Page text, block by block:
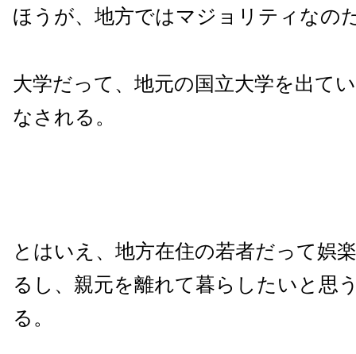
ほうが、地方ではマジョリティなの
大学だって、地元の国立大学を出て
なされる。
とはいえ、地方在住の若者だって娯
るし、親元を離れて暮らしたいと思
る。